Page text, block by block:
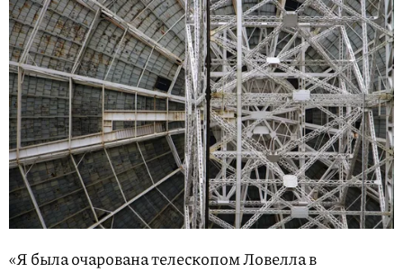
«Я была очарована телескопом Ловелла в